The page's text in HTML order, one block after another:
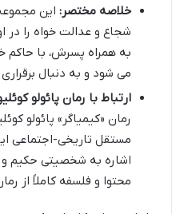
خلاصه مختصر: این
شجاع و عدالت خواه را در
به همراه پسرش، با
می شود و به دنبال
ارتباط با رمان پائولو
رمان «کیمیاگر» پائولو
مستقل تاریخی-اجتماعی
اشاره به شخصیتی حکیم و
محتوا و فلسفه کاملاً از